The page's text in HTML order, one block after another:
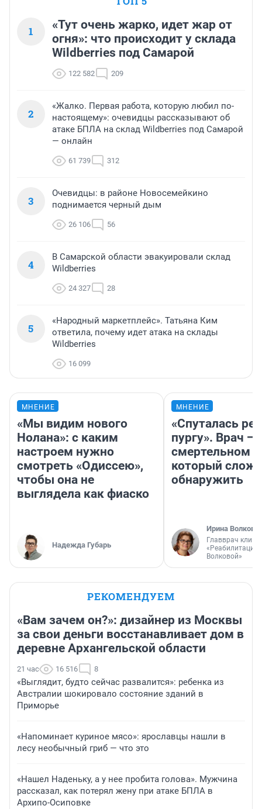
которой надоело работать за 30 тысяч коренные
жители Самары уезжают в более крупные города
москва и питер.
1
«Тут очень жарко, идет жар от
огня»: что происходит у склада
Wildberries под Самарой
122 582 209
2
«Жалко. Первая работа, которую любил по-
настоящему»: очевидцы рассказывают об
атаке БПЛА на склад Wildberries под Самарой
— онлайн
61 739 312
3
Очевидцы: в районе Новосемейкино
поднимается черный дым
26 106 56
4
В Самарской области эвакуировали склад
Wildberries
24 327 28
5
«Народный маркетплейс». Татьяна Ким
ответила, почему идет атака на склады
Wildberries
16 099
МНЕНИЕ
«Мы видим нового
Нолана»: с каким
настроем нужно
смотреть «Одиссею»,
чтобы она не
выглядела как фиаско
Надежда Губарь
МНЕНИЕ
«Спуталась
пургу». Врач —
смертельном
который
обнаружить
Ирина Волкова
Главврач
«Реабилитация
Волковой»
РЕКОМЕНДУЕМ
«Вам зачем он?»: дизайнер из Москвы
за свои деньги восстанавливает дом в
деревне Архангельской области
21 час 16 516 8
«Выглядит, будто сейчас развалится»: ребенка из
Австралии шокировало состояние зданий в
Приморье
«Напоминает куриное мясо»: ярославцы нашли в
лесу необычный гриб — что это
«Нашел Наденьку, а у нее пробита голова». Мужчина
рассказал, как потерял жену при атаке БПЛА в
Архипо-Осиповке